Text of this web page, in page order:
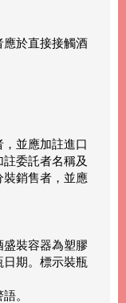
於直接接觸酒
並應加註進口
委託者名稱及
銷售者，並應
盛裝容器為塑膠
期。標示裝瓶
。